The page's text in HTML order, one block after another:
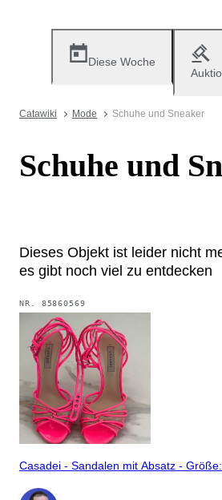
Diese Woche
Catawiki Mode Schuhe und Sneaker
Schuhe und
Dieses Objekt ist leider nicht
es gibt noch viel zu entdecken
NR. 85860569
Casadei - Sandalen mit Absatz -